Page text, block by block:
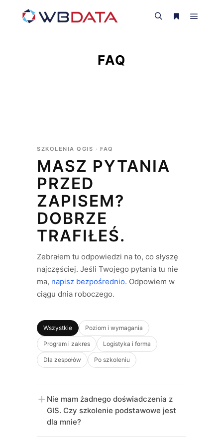
FAQ
SZKOLENIA QGIS · FAQ
MASZ PYTANIA
PRZED
ZAPISEM?
DOBRZE
TRAFIŁEŚ.
Zebrałem tu odpowiedzi na to, co słyszę
najczęściej. Jeśli Twojego pytania tu nie
ma, napisz bezpośrednio. Odpowiem w
ciągu dnia roboczego.
Wszystkie Poziom i wymagania
Program i zakres Logistyka i forma
Dla zespołów Po szkoleniu
Nie mam żadnego doświadczenia z
GIS. Czy szkolenie podstawowe jest
dla mnie?